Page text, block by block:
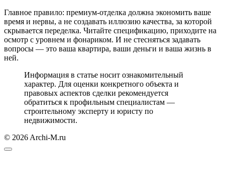
Главное правило: премиум-отделка должна экономить ваше
время и нервы, а не создавать иллюзию качества, за которой
скрывается переделка. Читайте спецификацию, приходите на
осмотр с уровнем и фонариком. И не стесняться задавать
вопросы — это ваша квартира, ваши деньги и ваша жизнь в
ней.
Информация в статье носит ознакомительный
характер. Для оценки конкретного объекта и
правовых аспектов сделки рекомендуется
обратиться к профильным специалистам —
строительному эксперту и юристу по
недвижимости.
© 2026 Archi-M.ru